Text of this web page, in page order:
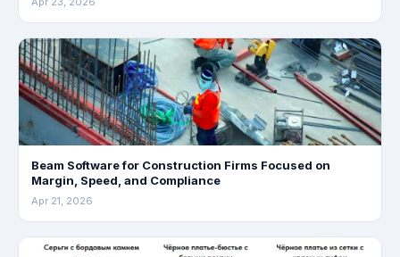
Beam Software for Construction Firms Focused on
Margin, Speed, and Compliance
Apr 21, 2026